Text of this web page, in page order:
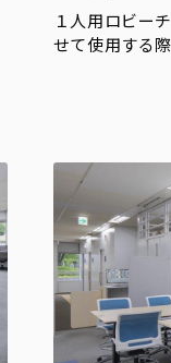
１人用ロビー
せて使用する